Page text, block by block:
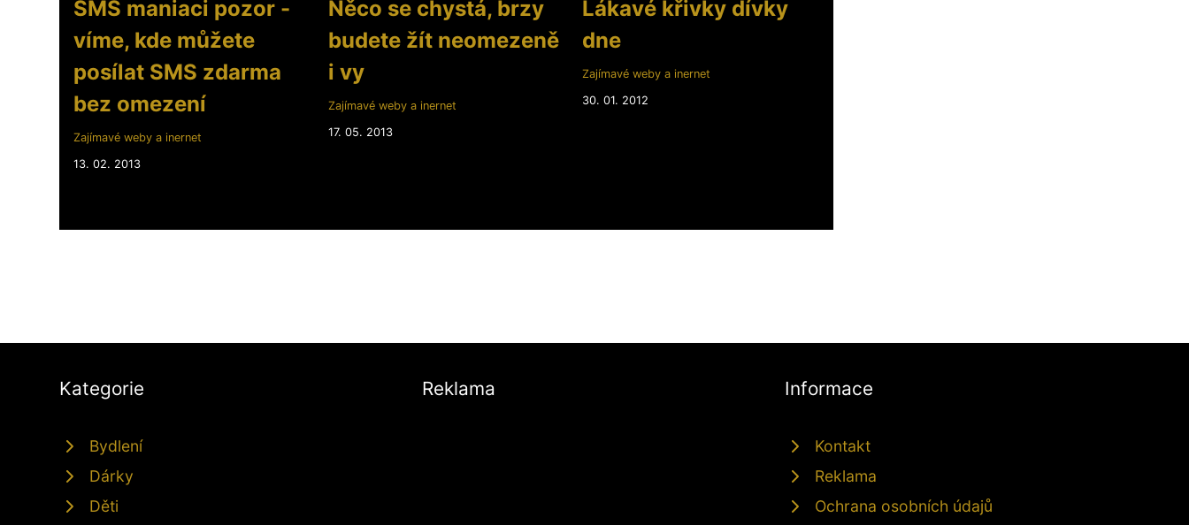
SMS maniaci pozor -
víme, kde můžete
posílat SMS zdarma
bez omezení
Zajímavé weby a inernet
13. 02. 2013
Něco se chystá, brzy
budete žít neomezeně
i vy
Zajímavé weby a inernet
17. 05. 2013
Lákavé křivky dívky
dne
Zajímavé weby a inernet
30. 01. 2012
Kategorie
Bydlení
Dárky
Děti
Reklama Informace
Kontakt
Reklama
Ochrana osobních údajů